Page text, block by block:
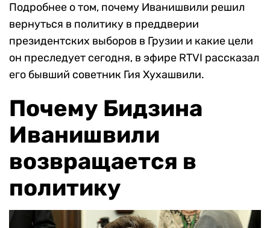
Подробнее о том, почему Иванишвили решил
вернуться в политику в преддверии
президентских выборов в Грузии и какие цели
он преследует сегодня, в эфире RTVI рассказал
его бывший советник Гия Хухашвили.
Почему Бидзина
Иванишвили
возвращается в
политику